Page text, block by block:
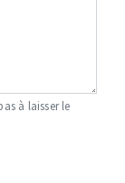
à laisser le